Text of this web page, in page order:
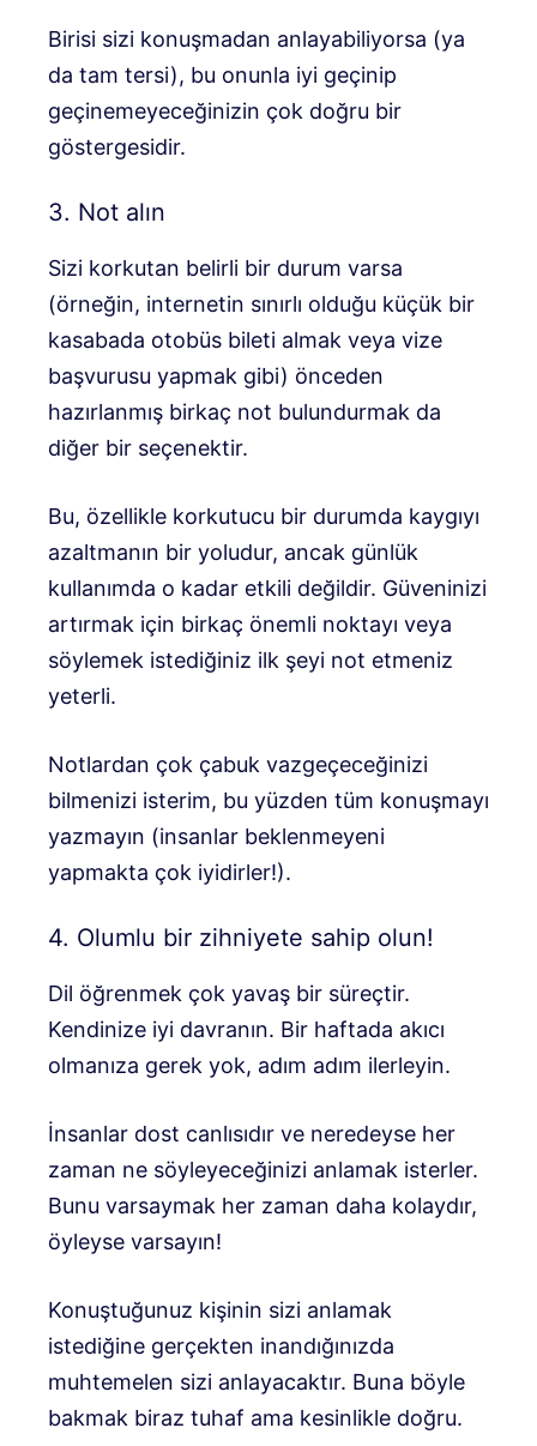
Birisi sizi konuşmadan anlayabiliyorsa (ya
da tam tersi), bu onunla iyi geçinip
geçinemeyeceğinizin çok doğru bir
göstergesidir.
3. Not alın
Sizi korkutan belirli bir durum varsa
(örneğin, internetin sınırlı olduğu küçük bir
kasabada otobüs bileti almak veya vize
başvurusu yapmak gibi) önceden
hazırlanmış birkaç not bulundurmak da
diğer bir seçenektir.
Bu, özellikle korkutucu bir durumda kaygıyı
azaltmanın bir yoludur, ancak günlük
kullanımda o kadar etkili değildir. Güveninizi
artırmak için birkaç önemli noktayı veya
söylemek istediğiniz ilk şeyi not etmeniz
yeterli.
Notlardan çok çabuk vazgeçeceğinizi
bilmenizi isterim, bu yüzden tüm konuşmayı
yazmayın (insanlar beklenmeyeni
yapmakta çok iyidirler!).
4. Olumlu bir zihniyete sahip olun!
Dil öğrenmek çok yavaş bir süreçtir.
Kendinize iyi davranın. Bir haftada akıcı
olmanıza gerek yok, adım adım ilerleyin.
İnsanlar dost canlısıdır ve neredeyse her
zaman ne söyleyeceğinizi anlamak isterler.
Bunu varsaymak her zaman daha kolaydır,
öyleyse varsayın!
Konuştuğunuz kişinin sizi anlamak
istediğine gerçekten inandığınızda
muhtemelen sizi anlayacaktır. Buna böyle
bakmak biraz tuhaf ama kesinlikle doğru.